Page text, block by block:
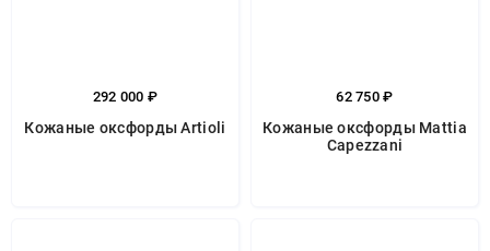
292 000 ₽
Кожаные оксфорды Artioli
62 750 ₽
Кожаные оксфорды Mattia
Capezzani